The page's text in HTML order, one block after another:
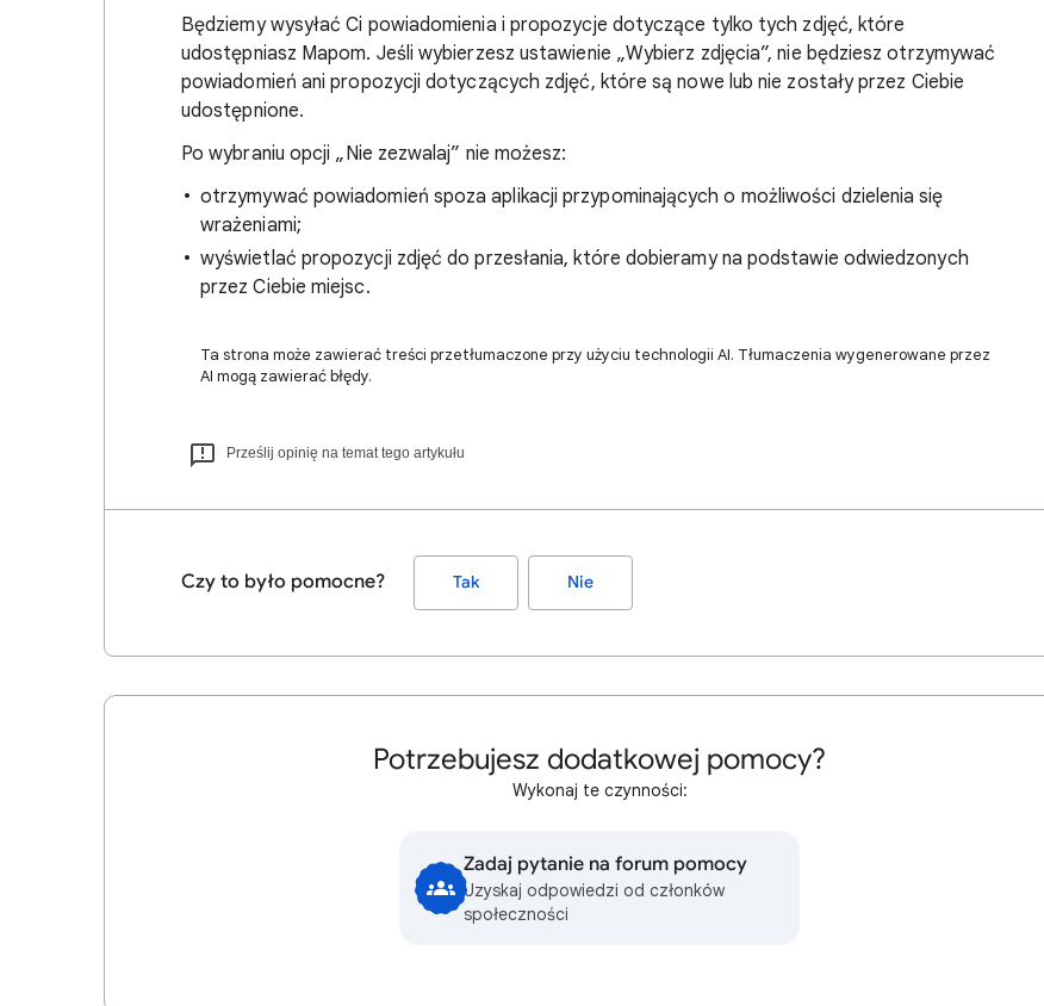
Będziemy wysyłać Ci powiadomienia i propozycje dotyczące tylko tych zdjęć, które
udostępniasz Mapom. Jeśli wybierzesz ustawienie „Wybierz zdjęcia”, nie będziesz otrzymywać
powiadomień ani propozycji dotyczących zdjęć, które są nowe lub nie zostały przez Ciebie
udostępnione.
Po wybraniu opcji „Nie zezwalaj” nie możesz:
otrzymywać powiadomień spoza aplikacji przypominających o możliwości dzielenia się
wrażeniami;
wyświetlać propozycji zdjęć do przesłania, które dobieramy na podstawie odwiedzonych
przez Ciebie miejsc.
Ta strona może zawierać treści przetłumaczone przy użyciu technologii AI. Tłumaczenia wygenerowane przez
AI mogą zawierać błędy.
Prześlij opinię na temat tego artykułu
Czy to było pomocne? Tak Nie
Potrzebujesz dodatkowej pomocy?
Wykonaj te czynności:
Zadaj pytanie na forum pomocy
Uzyskaj odpowiedzi od członków
społeczności